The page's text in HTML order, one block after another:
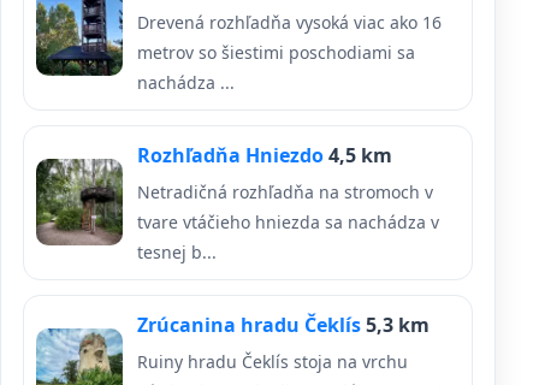
Drevená rozhľadňa vysoká viac ako 16
metrov so šiestimi poschodiami sa
nachádza ...
Rozhľadňa Hniezdo4,5 km
Netradičná rozhľadňa na stromoch v
tvare vtáčieho hniezda sa nachádza v
tesnej b...
Zrúcanina hradu Čeklís5,3 km
Ruiny hradu Čeklís stoja na vrchu